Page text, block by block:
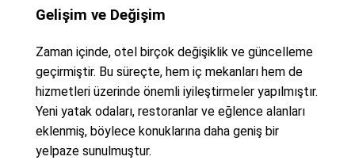
Gelişim ve Değişim
Zaman içinde, otel birçok değişiklik ve güncelleme
geçirmiştir. Bu süreçte, hem iç mekanları hem de
hizmetleri üzerinde önemli iyileştirmeler yapılmıştır.
Yeni yatak odaları, restoranlar ve eğlence alanları
eklenmiş, böylece konuklarına daha geniş bir
yelpaze sunulmuştur.